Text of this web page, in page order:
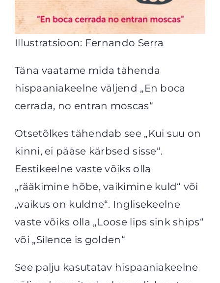
Illustratsioon: Fernando Serra
Täna vaatame mida tähenda
hispaaniakeelne väljend „En boca
cerrada, no entran moscas“
Otsetõlkes tähendab see „Kui suu on
kinni, ei pääse kärbsed sisse“.
Eestikeelne vaste võiks olla
„rääkimine hõbe, vaikimine kuld“ või
„vaikus on kuldne“. Inglisekeelne
vaste võiks olla „Loose lips sink ships“
või „Silence is golden“
See palju kasutatav hispaaniakeelne